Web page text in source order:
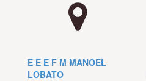
E E E F M MANOEL
LOBATO